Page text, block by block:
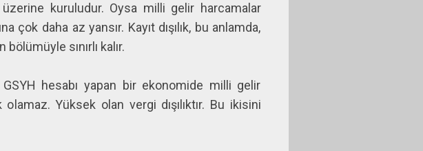
üzerine kuruludur. Oysa milli gelir harcamalar
çok daha az yansır. Kayıt dışılık, bu anlamda,
sınırlı kalır.
hesabı yapan bir ekonomide milli gelir
Yüksek olan vergi dışılıktır. Bu ikisini